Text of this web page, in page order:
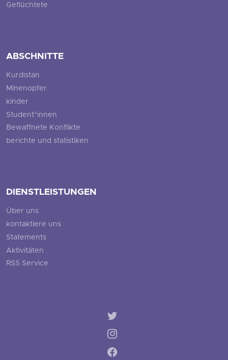
Geflüchtete
ABSCHNITTE
Kurdistan
Minenopfer
kinder
Student*innen
Bewaffnete Konflikte
berichte und statistiken
DIENSTLEISTUNGEN
Über uns
kontaktiere uns
Statements
Aktivitäten
RSS Service